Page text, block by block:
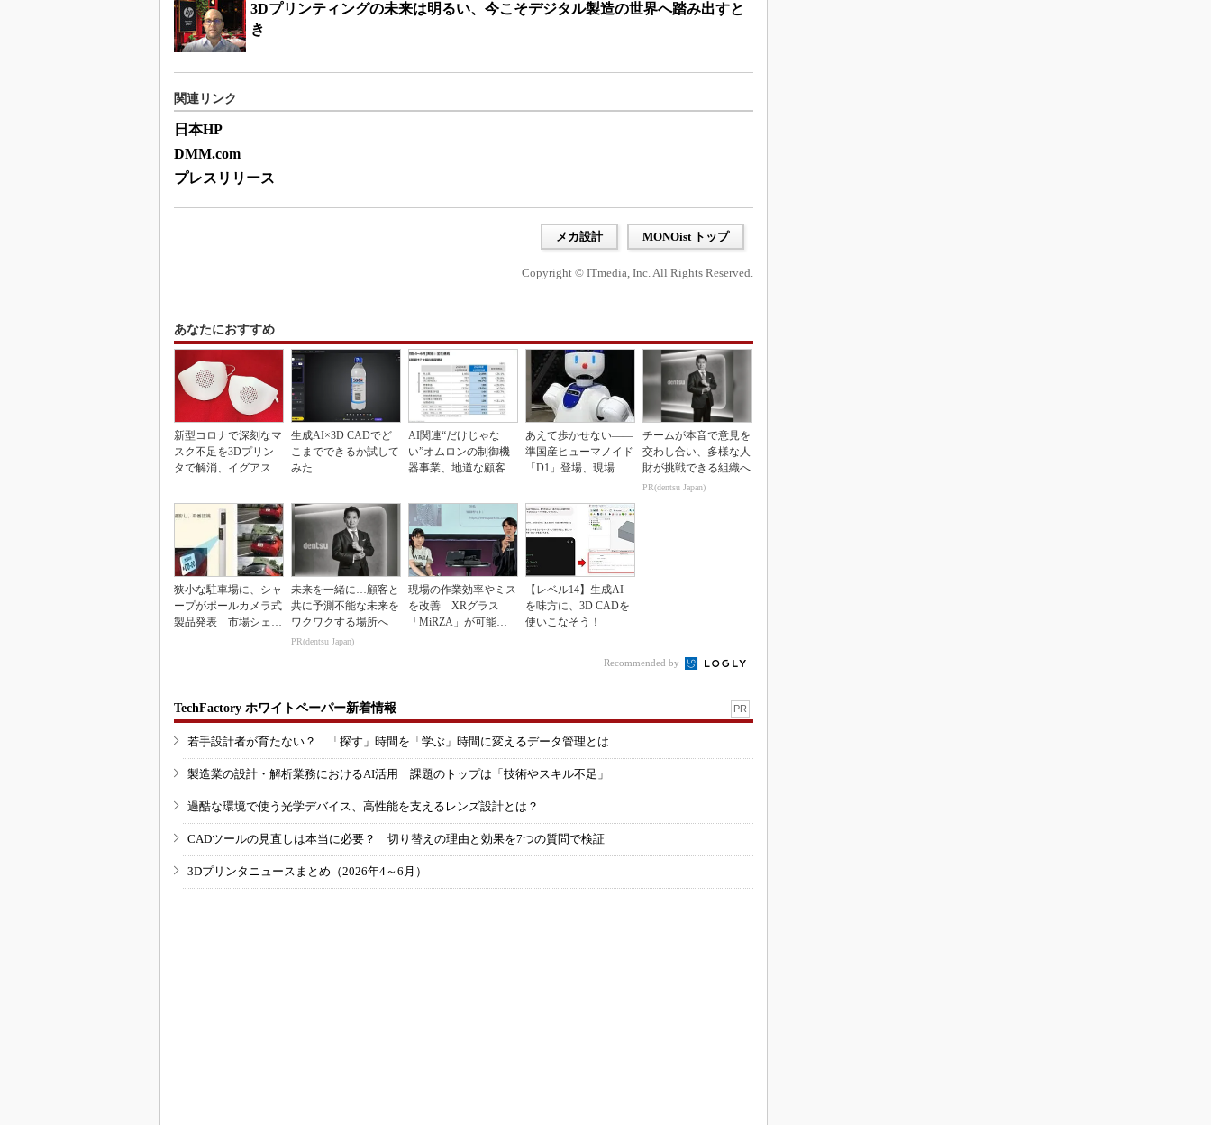
3Dプリンティングの未来は明るい、今こそデジタル製造の世界へ踏み出すと
き
関連リンク
日本HP
DMM.com
プレスリリース
メカ設計 MONOist トップ
Copyright © ITmedia, Inc. All Rights Reserved.
あなたにおすすめ
新型コロナで深刻なマ
スク不足を3Dプリン
タで解消、イグアスが
生成AI×3D CADでど
こまでできるか試して
みた
AI関連“だけじゃな
い”オムロンの制御機
器事業、地道な顧客基
あえて歩かせない――
準国産ヒューマノイド
「D1」登場、現場稼
チームが本音で意見を
交わし合い、多様な人
財が挑戦できる組織へ
PR(dentsu Japan)
狭小な駐車場に、シャ
ープがポールカメラ式
製品発表 市場シェア
未来を一緒に…顧客と
共に予測不能な未来を
ワクワクする場所へ
PR(dentsu Japan)
現場の作業効率やミス
を改善 XRグラス
「MiRZA」が可能に
【レベル14】生成AI
を味方に、3D CADを
使いこなそう！
Recommended by
TechFactory ホワイトペーパー新着情報 PR
若手設計者が育たない？ 「探す」時間を「学ぶ」時間に変えるデータ管理とは
製造業の設計・解析業務におけるAI活用 課題のトップは「技術やスキル不足」
過酷な環境で使う光学デバイス、高性能を支えるレンズ設計とは？
CADツールの見直しは本当に必要？ 切り替えの理由と効果を7つの質問で検証
3Dプリンタニュースまとめ（2026年4～6月）